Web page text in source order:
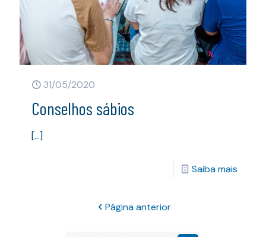
31/05/2020
Conselhos sábios
[…]
Saiba mais
Página anterior